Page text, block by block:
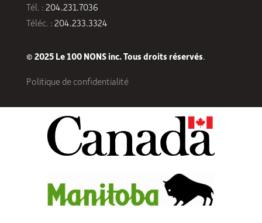
Tél. : 204.231.7036
Téléc. : 204.233.3324
© 2025 Le 100 NONS inc. Tous droits réservés.
Politique de confidentialité